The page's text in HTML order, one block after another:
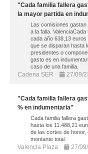
"Cada familia fallera
la mayor partida en
Las comisiones
a la falla.
cada año 638,13 euros
que se disparan hasta
presidentes o
gasto es en
caso de una familia.
Cadena SER 27/09/
"Cada familia fallera
% en indumentaria"
Cada familia fallera
hasta los 11.488,21
de las cortes de honor,
montante total.
Valencia Plaza 27/